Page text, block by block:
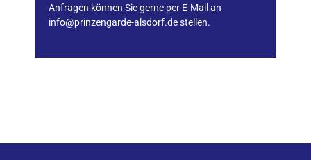
Anfragen können Sie gerne per E-Mail an
info@prinzengarde-alsdorf.de stellen.